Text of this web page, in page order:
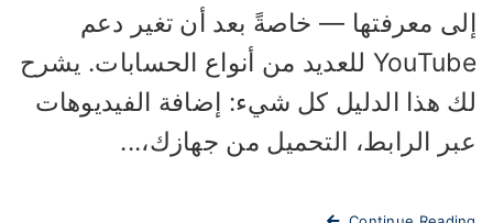
معرفتها — خاصةً بعد أن تغير دعم
YouTube للعديد من أنواع الحسابات. يشرح
هذا الدليل كل شيء: إضافة الفيديوهات
الرابط، التحميل من جهازك،...